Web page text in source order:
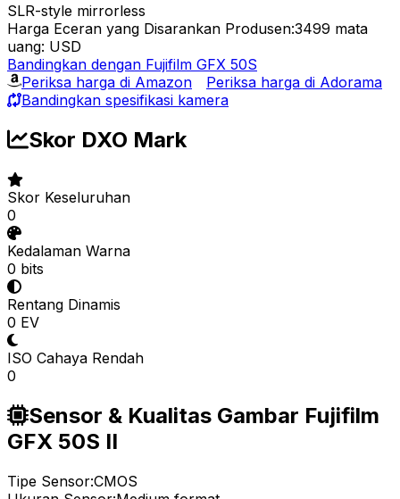
SLR-style mirrorless
Harga Eceran yang Disarankan Produsen:3499 mata
uang: USD
Bandingkan dengan Fujifilm GFX 50S
Periksa harga di Amazon
Periksa harga di Adorama
Bandingkan spesifikasi kamera
Skor DXO Mark
Skor Keseluruhan
0
Kedalaman Warna
0 bits
Rentang Dinamis
0 EV
ISO Cahaya Rendah
0
Sensor & Kualitas Gambar Fujifilm
GFX 50S II
Tipe Sensor:CMOS